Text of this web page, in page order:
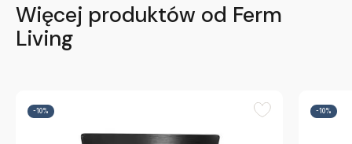
Więcej produktów od Ferm
Living
-10% -10%